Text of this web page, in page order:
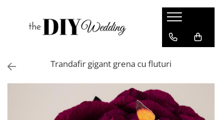
Produse
Lumanari
Pahare
Trandafir gigant grena cu fluturi